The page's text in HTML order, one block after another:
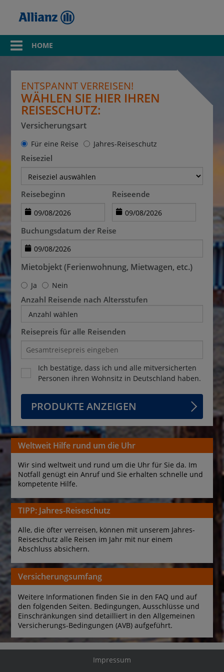
HOME
ENTSPANNT VERREISEN!
WÄHLEN SIE HIER IHREN
REISESCHUTZ:
Versicherungsart
Für eine Reise Jahres-Reiseschutz
Reiseziel
Reisebeginn Reiseende
Buchungsdatum der Reise
Mietobjekt (Ferienwohnung, Mietwagen, etc.)
Ja Nein
Anzahl Reisende nach Altersstufen
Anzahl wählen
Reisepreis für alle Reisenden
Ich bestätige, dass ich und alle mitversicherten
Personen ihren Wohnsitz in Deutschland haben.
PRODUKTE ANZEIGEN
Weltweit Hilfe rund um die Uhr
Wir sind weltweit und rund um die Uhr für Sie da. Im
Notfall genügt ein Anruf und Sie erhalten schnelle und
kompetente Hilfe.
TIPP: Jahres-Reiseschutz
Alle, die öfter verreisen, können mit unserem Jahres-
Reiseschutz alle Reisen im Jahr mit nur einem
Abschluss absichern.
Versicherungsumfang
Weitere Informationen finden Sie in den FAQ und auf
den folgenden Seiten. Bedingungen, Ausschlüsse und
Einschränkungen sind detailliert in den Allgemeinen
Versicherungs-Bedingungen (AVB) aufgeführt.
Impressum